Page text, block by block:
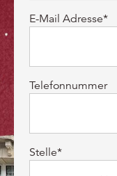
E-Mail Adresse*
Telefonnummer
Stelle*